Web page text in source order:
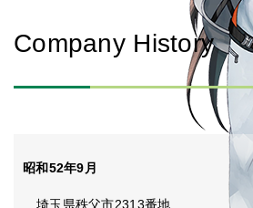
Company History
昭和52年9月
埼玉県秩父市2313番地